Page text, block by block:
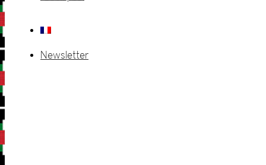
Newsletter